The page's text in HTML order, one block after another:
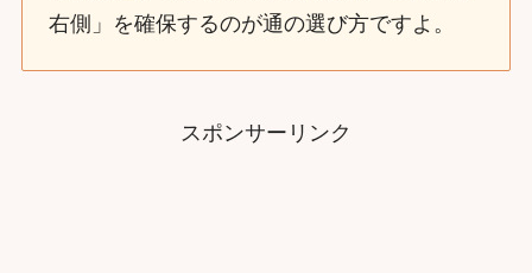
右側」を確保するのが通の選び方ですよ。
スポンサーリンク